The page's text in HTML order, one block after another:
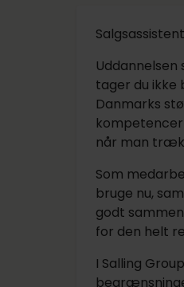
tager du ikke
Danmarks
når man
Som
bruge nu,
godt
for den helt
I Salling